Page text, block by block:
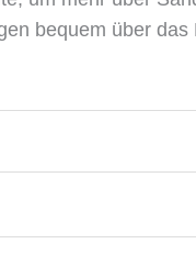
bequem über